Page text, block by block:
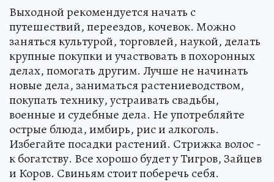
Выходной рекомендуется начать с
путешествий, переездов, кочевок. Можно
заняться культурой, торговлей, наукой, делать
крупные покупки и участвовать в похоронных
делах, помогать другим. Лучше не начинать
новые дела, заниматься растениеводством,
покупать технику, устраивать свадьбы,
военные и судебные дела. Не употребляйте
острые блюда, имбирь, рис и алкоголь.
Избегайте посадки растений. Стрижка волос -
к богатству. Все хорошо будет у Тигров, Зайцев
и Коров. Свиньям стоит поберечь себя.